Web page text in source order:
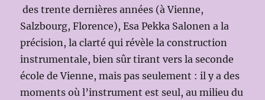
des trente dernières années (à Vienne,
Salzbourg, Florence), Esa Pekka Salonen a la
précision, la clarté qui révèle la construction
instrumentale, bien sûr tirant vers la seconde
école de Vienne, mais pas seulement : il y a des
moments où l’instrument est seul, au milieu du